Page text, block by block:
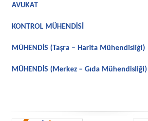
AVUKAT
KONTROL MÜHENDİSİ
MÜHENDİS (Taşra – Harita Mühendisliği)
MÜHENDİS (Merkez – Gıda Mühendisliği)